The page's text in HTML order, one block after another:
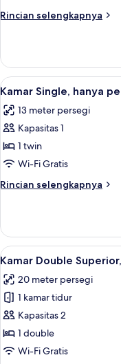
Asap
Breakfast)
Rincian selengkapnya
Rincian
Kamar
Double
Ekonomi,
Asap
Rokok
Breakfast)
Lihat
semua
foto
untuk
Kamar
Single,
hanya
perempuan,
Asap
Rokok
4
Kamar Single, hanya
13 meter persegi
Kapasitas 1
1 twin
Wi-Fi Gratis
Rincian selengkapnya
Rincian
Kamar
Single,
hanya
Bebas
Asap
Rokok
Lihat
semua
foto
untuk
Kamar
Double
Superior,
4
Kamar Double
20 meter persegi
1 kamar tidur
Kapasitas 2
1 double
Wi-Fi Gratis